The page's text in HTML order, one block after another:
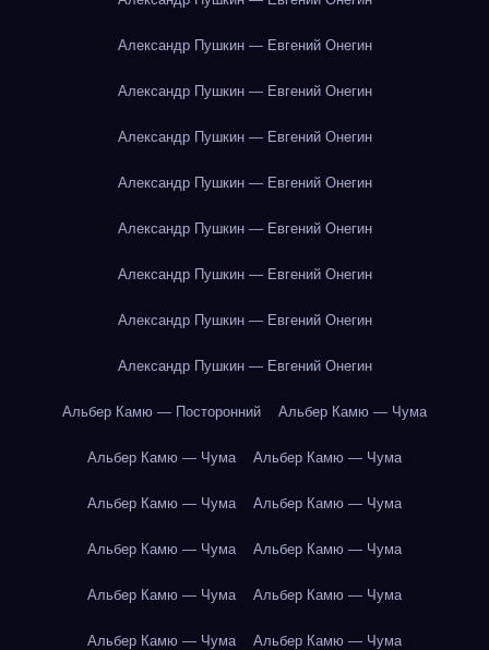
Александр Пушкин — Евгений Онегин
Александр Пушкин — Евгений Онегин
Александр Пушкин — Евгений Онегин
Александр Пушкин — Евгений Онегин
Александр Пушкин — Евгений Онегин
Александр Пушкин — Евгений Онегин
Александр Пушкин — Евгений Онегин
Александр Пушкин — Евгений Онегин
Альбер Камю — Посторонний Альбер Камю — Чума
Альбер Камю — Чума Альбер Камю — Чума
Альбер Камю — Чума Альбер Камю — Чума
Альбер Камю — Чума Альбер Камю — Чума
Альбер Камю — Чума Альбер Камю — Чума
Альбер Камю — Чума Альбер Камю — Чума